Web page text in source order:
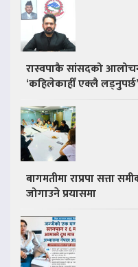
रास्वपाकै सांसदको
‘कहिलेकाहीँ एक्लै लड्नुपर्छ’
बागमतीमा राप्रपा सत्ता
जोगाउने प्रयासमा